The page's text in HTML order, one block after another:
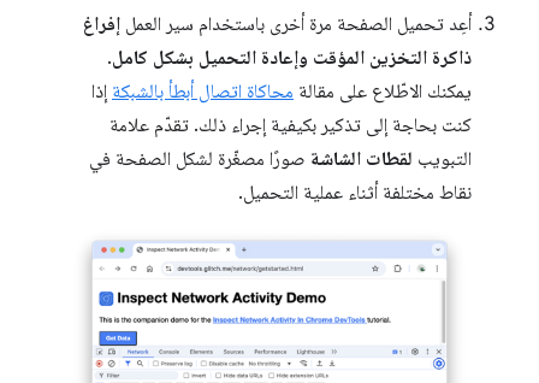
أعِد تحميل الصفحة مرة أخرى باستخدام سير العمل إفراغ
ذاكرة التخزين المؤقت وإعادة التحميل بشكل كامل.
يمكنك الاطّلاع على مقالة محاكاة اتصال أبطأ بالشبكة إذا
كنت بحاجة إلى تذكير بكيفية إجراء ذلك. تقدّم علامة
التبويب لقطات الشاشة صورًا مصغّرة لشكل الصفحة في
نقاط مختلفة أثناء عملية التحميل.